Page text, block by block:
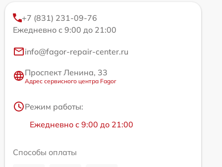
+7 (831) 231-09-76
Ежедневно с 9:00 до 21:00
info@fagor-repair-center.ru
Проспект Ленина, 33
Адрес сервисного центра Fagor
Режим работы:
Ежедневно с 9:00 до 21:00
Способы оплаты